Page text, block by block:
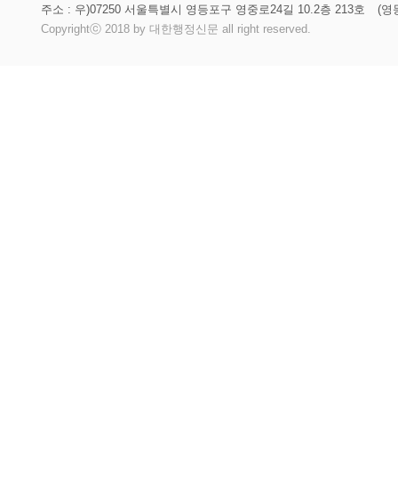
주소 : 우)07250 서울특별시 영등포구 영중로24길 10.2층 213호
(영
Copyrightⓒ 2018 by 대한행정신문 all right reserved.